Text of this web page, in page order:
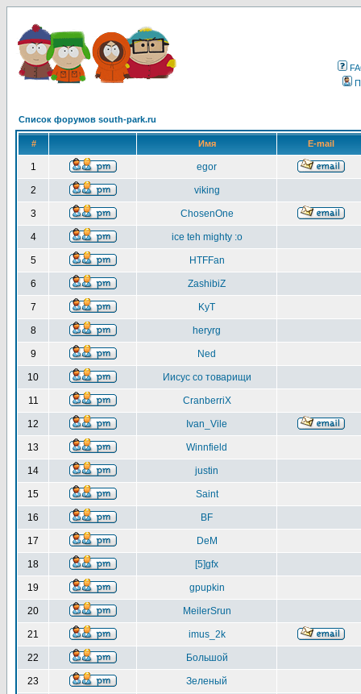
Список форумов south-park.ru
# Имя E-mail
1 egor
2 viking
3 ChosenOne
4 ice teh mighty :o
5 HTFFan
6 ZashibiZ
7 KyT
8 heryrg
9 Ned
10 Иисус со товарищи
11 CranberriX
12 Ivan_Vile
13 Winnfield
14 justin
15 Saint
16 BF
17 DeM
18 [5]gfx
19 gpupkin
20 MeilerSrun
21 imus_2k
22 Большой
23 Зеленый